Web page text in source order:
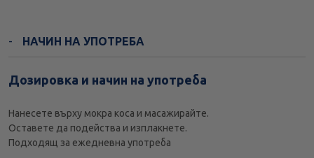
НАЧИН НА УПОТРЕБА
Дозировка и начин на употреба
Нанесете върху мокра коса и масажирайте.
Оставете да подейства и изплакнете.
Подходящ за ежедневна употреба